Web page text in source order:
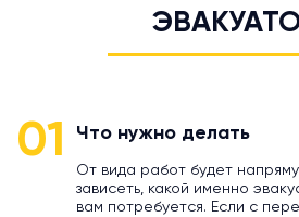
01 Что нужно делать
От вида работ будет
зависеть, какой именно
вам потребуется. Если с